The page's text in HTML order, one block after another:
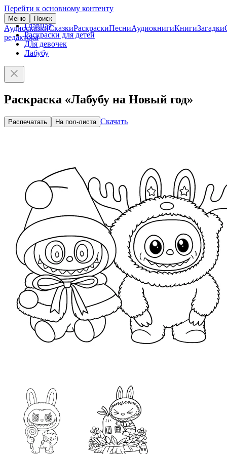
Перейти к основному контенту
Меню Поиск
АудиосказкиСказкиРаскраскиПесниАудиокнигиКнигиЗагадки
редактора
Главная
Раскраски для детей
Для девочек
Лабубу
Раскраска «Лабубу на Новый год»
Распечатать На пол-листа Скачать